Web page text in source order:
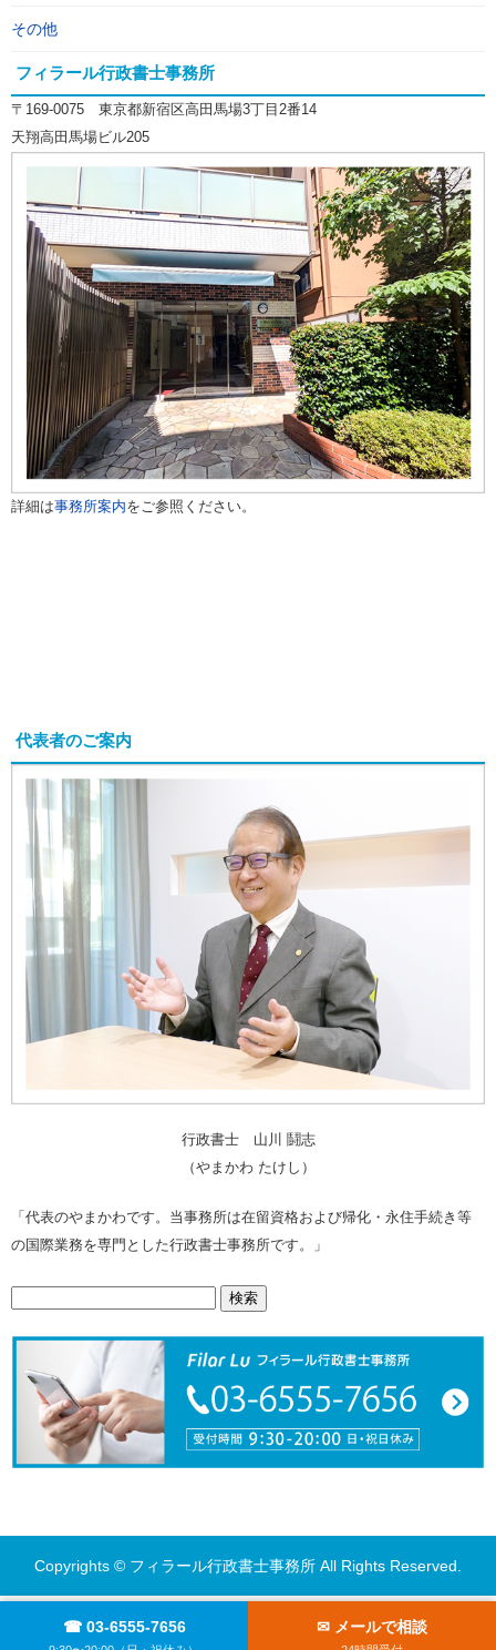
その他
フィラール行政書士事務所
〒169-0075 東京都新宿区高田馬場3丁目2番14
天翔高田馬場ビル205
詳細は事務所案内をご参照ください。
代表者のご案内
行政書士 山川 鬪志
（やまかわ たけし）
「代表のやまかわです。当事務所は在留資格および帰化・永住手続き等
の国際業務を専門とした行政書士事務所です。」
Copyrights © フィラール行政書士事務所 All Rights Reserved.
☎ 03-6555-7656 ✉ メールで相談